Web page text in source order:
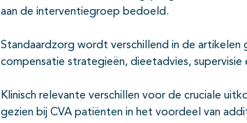
aan de interventiegroep bedoeld.
Standaardzorg wordt verschillend in de
compensatie strategieën, dieetadvies, supervisie
Klinisch relevante verschillen voor de cruciale
gezien bij CVA patiënten in het voordeel van